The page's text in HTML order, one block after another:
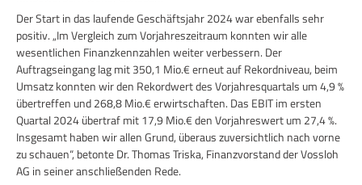
Der Start in das laufende Geschäftsjahr 2024 war ebenfalls sehr
positiv. „Im Vergleich zum Vorjahreszeitraum konnten wir alle
wesentlichen Finanzkennzahlen weiter verbessern. Der
Auftragseingang lag mit 350,1 Mio.€ erneut auf Rekordniveau, beim
Umsatz konnten wir den Rekordwert des Vorjahresquartals um 4,9 %
übertreffen und 268,8 Mio.€ erwirtschaften. Das EBIT im ersten
Quartal 2024 übertraf mit 17,9 Mio.€ den Vorjahreswert um 27,4 %.
Insgesamt haben wir allen Grund, überaus zuversichtlich nach vorne
zu schauen“, betonte Dr. Thomas Triska, Finanzvorstand der Vossloh
AG in seiner anschließenden Rede.